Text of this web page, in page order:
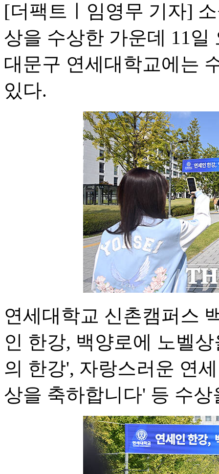
[더팩트ㅣ임영무 기자]
상을 수상한 가운데 11
대문구 연세대학교에는
있다.
연세대학교 신촌캠퍼스
인 한강, 백양로에 노벨
의 한강', 자랑스러운 연
상을 축하합니다' 등 수